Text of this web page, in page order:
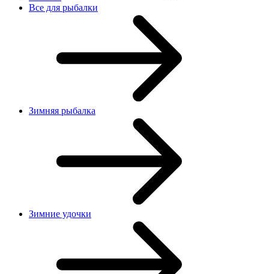
Все для рыбалки
Зимняя рыбалка
Зимние удочки